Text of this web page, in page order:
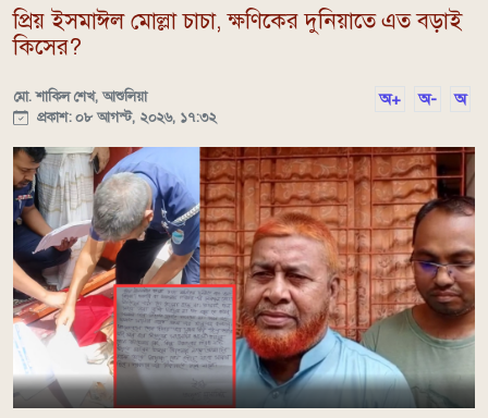
প্রিয় ইসমাঈল মোল্লা চাচা, ক্ষণিকের দুনিয়াতে এত বড়াই
কিসের?
মো. শাকিল শেখ, আশুলিয়া
প্রকাশ: ০৮ আগস্ট, ২০২৬, ১৭:৩২
অ+ অ- অ